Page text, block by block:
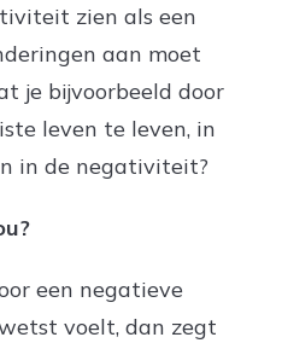
zien als een
aan moet
je bijvoorbeeld door
leven te leven, in
in de negativiteit?
een negatieve
voelt, dan zegt